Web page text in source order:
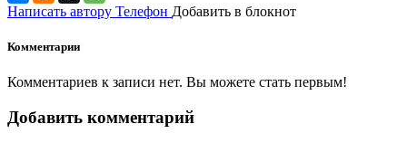
Написать автору Телефон Добавить в блокнот
Комментарии
Комментариев к записи нет. Вы можете стать первым!
Добавить комментарий